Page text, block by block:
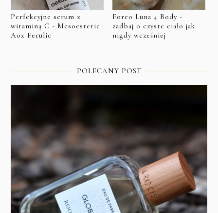
Perfekcyjne serum z
witaminą C - Mesoestetic
Aox Ferulic
Foreo Luna 4 Body -
zadbaj o czyste ciało jak
nigdy wcześniej
POLECANY POST